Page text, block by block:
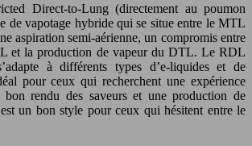
Direct-to-Lung (directement au poumon
de vapotage hybride qui se situe entre le MTL
aspiration semi-aérienne, un compromis entre
et la production de vapeur du DTL. Le RDL
à différents types d’e-liquides et de
pour ceux qui recherchent une expérience
rendu des saveurs et une production de
un bon style pour ceux qui hésitent entre le